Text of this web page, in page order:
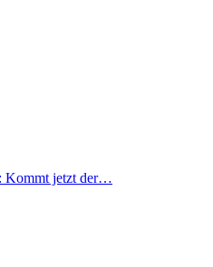
Kommt jetzt der…